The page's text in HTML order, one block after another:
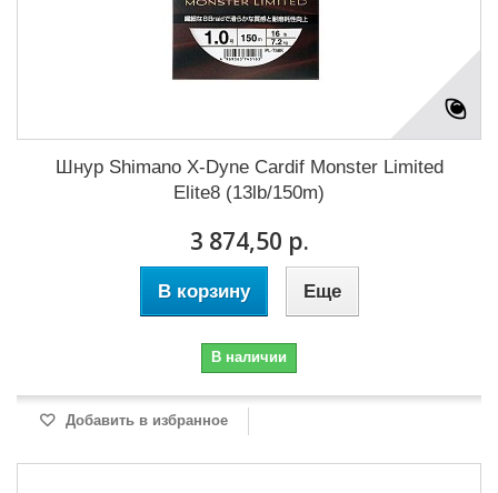
Шнур Shimano X-Dyne Cardif Monster Limited
Elite8 (13lb/150m)
3 874,50 р.
В корзину Еще
В наличии
Добавить в избранное